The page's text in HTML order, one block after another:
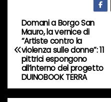
o
…
N
a
v
i
Domani a Borgo San
Mauro, la vernice di
“Artiste contro la
violenza sulle donne”: 11
pittrici espongono
all’interno del progetto
DUINOBOOK TERRA